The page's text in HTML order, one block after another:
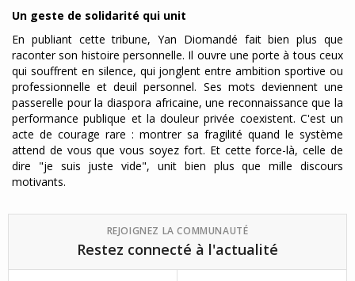
Un geste de solidarité qui unit
En publiant cette tribune, Yan Diomandé fait bien plus que
raconter son histoire personnelle. Il ouvre une porte à tous ceux
qui souffrent en silence, qui jonglent entre ambition sportive ou
professionnelle et deuil personnel. Ses mots deviennent une
passerelle pour la diaspora africaine, une reconnaissance que la
performance publique et la douleur privée coexistent. C'est un
acte de courage rare : montrer sa fragilité quand le système
attend de vous que vous soyez fort. Et cette force-là, celle de
dire "je suis juste vide", unit bien plus que mille discours
motivants.
REJOIGNEZ LA COMMUNAUTÉ
Restez connecté à l'actualité